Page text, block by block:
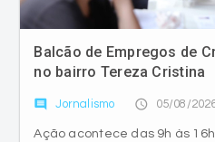
Balcão de Empregos de
no bairro Tereza Cristina
comment Jornalismo access_time 05/08/
Ação acontece das 9h às